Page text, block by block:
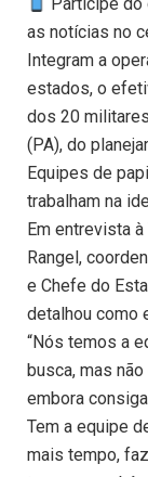
as notícias no
Integram a
estados, o
dos 20
(PA), do
Equipes de
trabalham na
Em entrevista à
Rangel,
e Chefe do
detalhou como
“Nós temos a
busca, mas
embora
Tem a equipe
mais tempo,